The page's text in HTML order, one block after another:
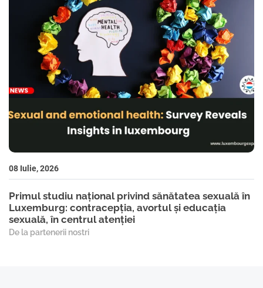
08 Iulie, 2026
Primul studiu național privind sănătatea sexuală în
Luxemburg: contracepția, avortul și educația
sexuală, în centrul atenției
De la partenerii nostri